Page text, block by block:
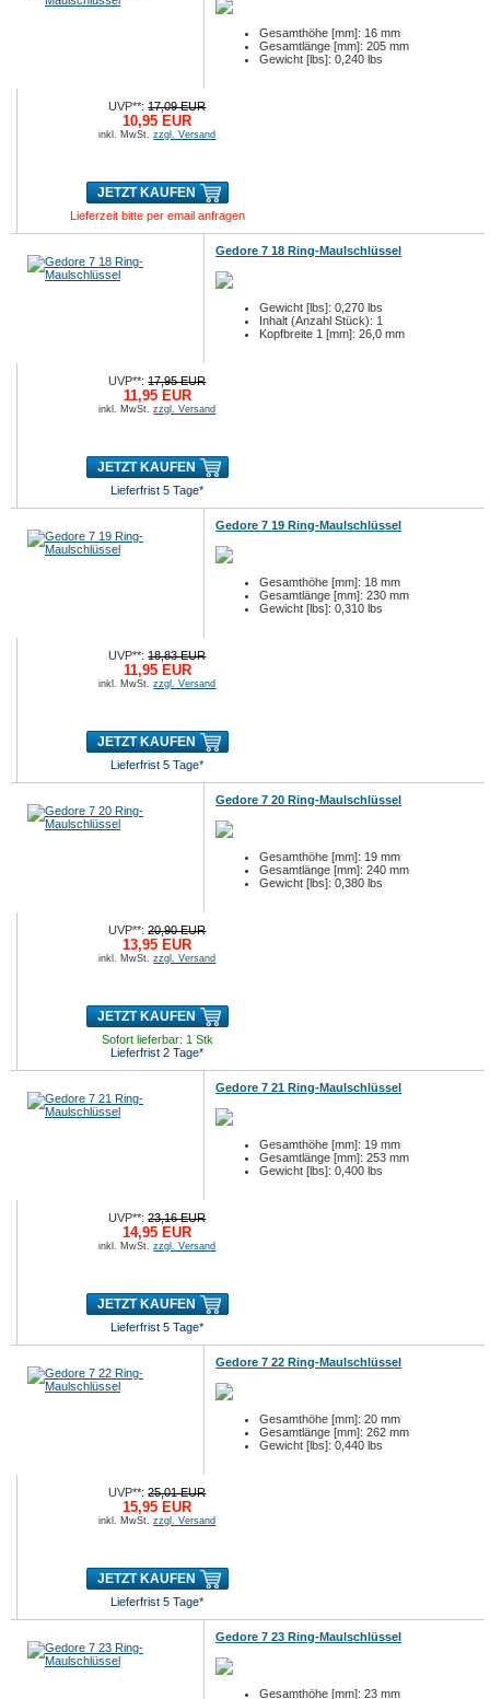
Gesamthöhe [mm]: 16 mm
Gesamtlänge [mm]: 205 mm
Gewicht [lbs]: 0,240 lbs
UVP**:17,09 EUR
10,95 EUR
inkl. MwSt.zzgl. Versand
JETZT KAUFEN
Lieferzeit bitte per email anfragen
Gedore 7 18 Ring-Maulschlüssel
Gewicht [lbs]: 0,270 lbs
Inhalt (Anzahl Stück): 1
Kopfbreite 1 [mm]: 26,0 mm
UVP**:17,95 EUR
11,95 EUR
inkl. MwSt.zzgl. Versand
JETZT KAUFEN
Lieferfrist 5 Tage*
Gedore 7 19 Ring-Maulschlüssel
Gesamthöhe [mm]: 18 mm
Gesamtlänge [mm]: 230 mm
Gewicht [lbs]: 0,310 lbs
UVP**:18,83 EUR
11,95 EUR
inkl. MwSt.zzgl. Versand
JETZT KAUFEN
Lieferfrist 5 Tage*
Gedore 7 20 Ring-Maulschlüssel
Gesamthöhe [mm]: 19 mm
Gesamtlänge [mm]: 240 mm
Gewicht [lbs]: 0,380 lbs
UVP**:20,90 EUR
13,95 EUR
inkl. MwSt.zzgl. Versand
JETZT KAUFEN
Sofort lieferbar: 1 Stk
Lieferfrist 2 Tage*
Gedore 7 21 Ring-Maulschlüssel
Gesamthöhe [mm]: 19 mm
Gesamtlänge [mm]: 253 mm
Gewicht [lbs]: 0,400 lbs
UVP**:23,16 EUR
14,95 EUR
inkl. MwSt.zzgl. Versand
JETZT KAUFEN
Lieferfrist 5 Tage*
Gedore 7 22 Ring-Maulschlüssel
Gesamthöhe [mm]: 20 mm
Gesamtlänge [mm]: 262 mm
Gewicht [lbs]: 0,440 lbs
UVP**:25,01 EUR
15,95 EUR
inkl. MwSt.zzgl. Versand
JETZT KAUFEN
Lieferfrist 5 Tage*
Gedore 7 23 Ring-Maulschlüssel
Gesamthöhe [mm]: 23 mm